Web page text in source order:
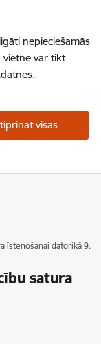
nepieciešamās
vietnē var tikt
visas
īstenošanai datorikā
satura